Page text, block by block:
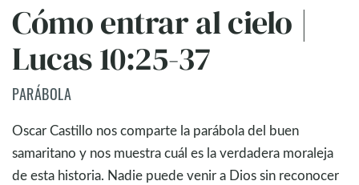
Cómo entrar al cielo |
Lucas 10:25-37
PARÁBOLA
Oscar Castillo nos comparte la parábola del buen
samaritano y nos muestra cuál es la verdadera moraleja
de esta historia. Nadie puede venir a Dios sin reconocer